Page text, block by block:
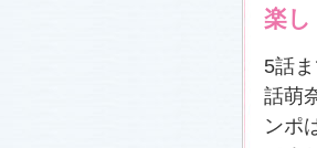
楽し
5話
話萌
ンポ